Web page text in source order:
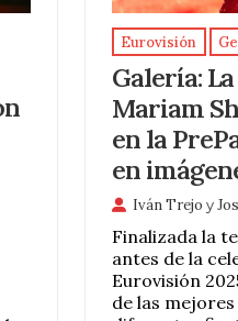
Eurovisión
Galería:
Mariam
en la
en
Iván Trejo y
Finalizada la
antes de la
Eurovisión
de las